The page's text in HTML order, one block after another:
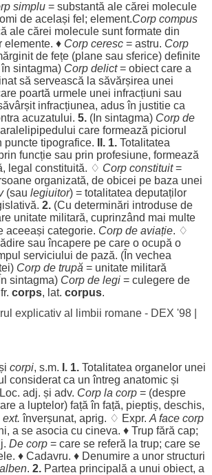
simplu= substantă ale cărei molecule
de același fel ; element.Corp compus
ale cărei molecule sunt formatedin
elemente. ♦ Corp ceresc= astru. Corp
de fețe(planesau sferice) definite
sintagma) Corp delict= obiectcare a
să servească la săvărșirea unei
poartă urmeleunei infracțiuni sau
infracțiunea, adusîn justitieca
acuzatului. 5.(In sintagma) Corpde
care formează piciorul
puncte tipografice. II. 1. Totalitatea
funcțiesau prin profesiune, formează
, legal constituită. ♢ Corp constituit=
organizată, de obicei pe baza unei
(sau legiuitor) = totalitatea deputaților
. 2.(Cu determinări introdusede
unitate militară, cuprinzând mai multe
aceeași categorie. Corpde aviație. ♢
sauîncaperepe care o ocupă o
serviciului de pază. (În vechea
) Corpde trupă = unitate militară
sintagma) Corpde legi= culegerede
corps, lat. corpus.
explicativ al limbii romane - DEX '98|
corpi, s.m. I. 1. Totalitatea organelorunei
consideratca unîntreg anatomicși
Loc. adj. și adv. Corpla corp= (despre
a luptelor) față în față, pieptiș, deschis,
ext. înverșunat, aprig. ♢ Expr. A face corp
, a se asocia cu cineva. ♦ Trup fără cap;
De corp= care se referă la trup; care se
. ♦ Cadavru. ♦ Denumirea unor structuri
. 2. Partea principală a unui obiect, a